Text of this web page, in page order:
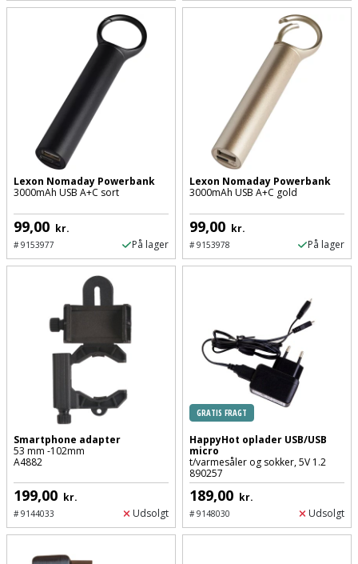
Lexon Nomaday Powerbank
3000mAh USB A+C sort
99,00 kr.
#9153977 På lager
Lexon Nomaday Powerbank
3000mAh USB A+C gold
99,00 kr.
#9153978 På lager
Smartphone adapter
53 mm -102mm
A4882
199,00 kr.
#9144033 Udsolgt
GRATIS FRAGT
HappyHot oplader USB/USB
micro
t/varmesåler og sokker, 5V 1.2
890257
189,00 kr.
#9148030 Udsolgt